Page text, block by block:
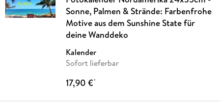
Sonne, Palmen & Strände: Farbenfrohe
Motive aus dem Sunshine State für
deine Wanddeko
Kalender
Sofort lieferbar
17,90 €*